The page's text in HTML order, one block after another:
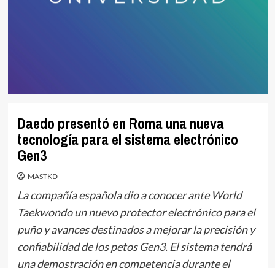
Daedo presentó en Roma una nueva
tecnología para el sistema electrónico
Gen3
MASTKD
La compañía española dio a conocer ante World
Taekwondo un nuevo protector electrónico para el
puño y avances destinados a mejorar la precisión y
confiabilidad de los petos Gen3. El sistema tendrá
una demostración en competencia durante el